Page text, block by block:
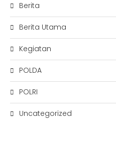
Berita
Berita Utama
Kegiatan
POLDA
POLRI
Uncategorized